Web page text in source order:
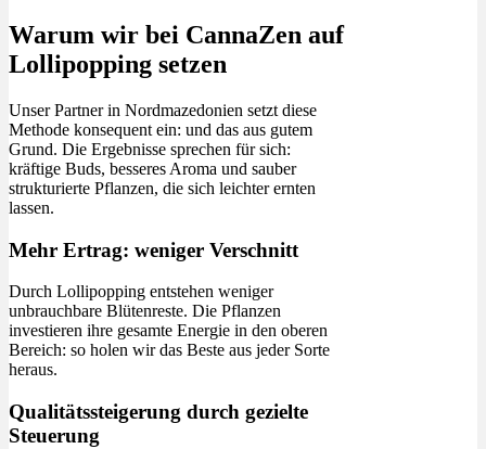
Warum wir bei CannaZen auf
Lollipopping setzen
Unser Partner in Nordmazedonien setzt diese
Methode konsequent ein: und das aus gutem
Grund. Die Ergebnisse sprechen für sich:
kräftige Buds, besseres Aroma und sauber
strukturierte Pflanzen, die sich leichter ernten
lassen.
Mehr Ertrag: weniger Verschnitt
Durch Lollipopping entstehen weniger
unbrauchbare Blütenreste. Die Pflanzen
investieren ihre gesamte Energie in den oberen
Bereich: so holen wir das Beste aus jeder Sorte
heraus.
Qualitätssteigerung durch gezielte
Steuerung